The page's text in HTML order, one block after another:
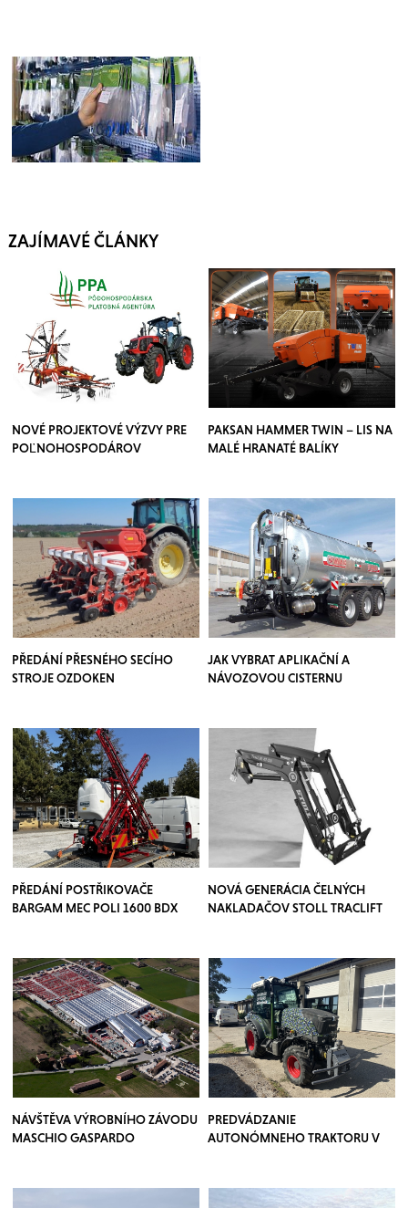
ZAJÍMAVÉ ČLÁNKY
NOVÉ PROJEKTOVÉ VÝZVY PRE
POĽNOHOSPODÁROV
PAKSAN HAMMER TWIN – LIS NA
MALÉ HRANATÉ BALÍKY
PŘEDÁNÍ PŘESNÉHO SECÍHO
STROJE OZDOKEN
JAK VYBRAT APLIKAČNÍ A
NÁVOZOVOU CISTERNU
PŘEDÁNÍ POSTŘIKOVAČE
BARGAM MEC POLI 1600 BDX
NOVÁ GENERÁCIA ČELNÝCH
NAKLADAČOV STOLL TRACLIFT
NÁVŠTĚVA VÝROBNÍHO ZÁVODU
MASCHIO GASPARDO
PREDVÁDZANIE
AUTONÓMNEHO TRAKTORU V